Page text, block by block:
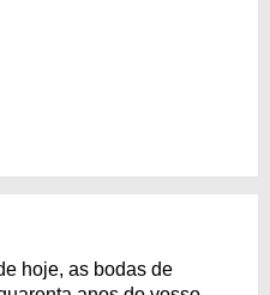
hoje, as bodas de